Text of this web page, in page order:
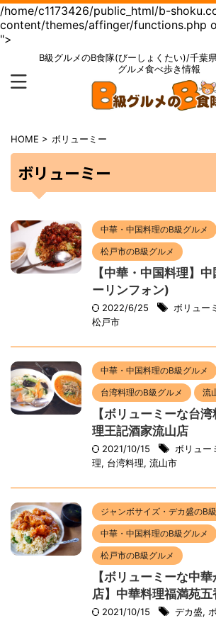
/home/c1173426/public_html/b-
content/themes/affinger/functions.php
">
B級グルメのB食隊(びーしょくたい)/千葉
グルメ食べ歩き情報
HOME > ボリューミー
ボリューミー
中華・中国料理のB級グルメ
松戸市のB級グルメ
【中華・中国料理】
ーリンフォン)
2022/6/25 ボリュー
松戸市
中華・中国料理のB級グルメ
台湾料理のB級グルメ 流
【ボリューミーな台
理王記酒家流山店
2021/10/15 ボリュー
理, 台湾料理, 流山市
ジャンボサイズ・デカ盛のB
中華・中国料理のB級グルメ
松戸市のB級グルメ
【ボリューミーな中
店】中華料理福満苑五
2021/10/15 デカ盛,